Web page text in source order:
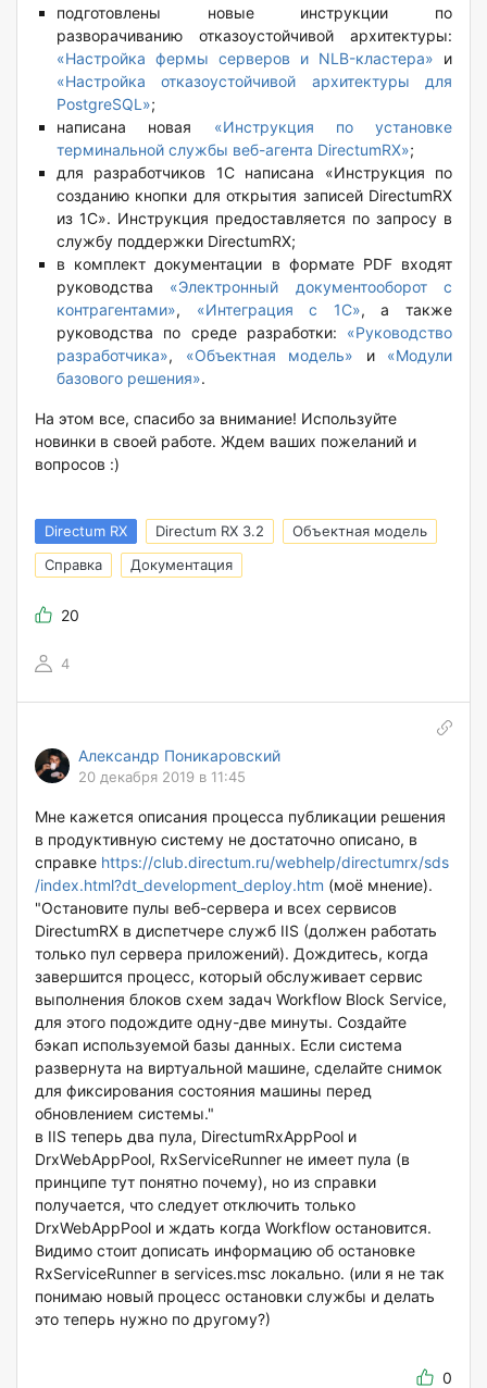
подготовлены новые инструкции по
разворачиванию отказоустойчивой архитектуры:
«Настройка фермы серверов и NLB-кластера» и
«Настройка отказоустойчивой архитектуры для
PostgreSQL»;
написана новая «Инструкция по установке
терминальной службы веб-агента DirectumRX»;
для разработчиков 1С написана «Инструкция по
созданию кнопки для открытия записей DirectumRX
из 1С». Инструкция предоставляется по запросу в
службу поддержки DirectumRX;
в комплект документации в формате PDF входят
руководства «Электронный документооборот с
контрагентами», «Интеграция с 1С», а также
руководства по среде разработки: «Руководство
разработчика», «Объектная модель» и «Модули
базового решения».
На этом все, спасибо за внимание! Используйте
новинки в своей работе. Ждем ваших пожеланий и
вопросов :)
Directum RX Directum RX 3.2
Объектная модель
Справка
Документация
20
4
Александр Поникаровский
20 декабря 2019 в 11:45
Мне кажется описания процесса публикации решения
в продуктивную систему не достаточно описано, в
справке https://club.directum.ru/webhelp/directumrx/sds
/index.html?dt_development_deploy.htm (моё мнение).
"Остановите пулы веб-сервера и всех сервисов
DirectumRX в диспетчере служб IIS (должен работать
только пул сервера приложений). Дождитесь, когда
завершится процесс, который обслуживает сервис
выполнения блоков схем задач Workflow Block Service,
для этого подождите одну-две минуты. Создайте
бэкап используемой базы данных. Если система
развернута на виртуальной машине, сделайте снимок
для фиксирования состояния машины перед
обновлением системы."
в IIS теперь два пула, DirectumRxAppPool и
DrxWebAppPool, RxServiceRunner не имеет пула (в
принципе тут понятно почему), но из справки
получается, что следует отключить только
DrxWebAppPool и ждать когда Workflow остановится.
Видимо стоит дописать информацию об остановке
RxServiceRunner в services.msc локально. (или я не так
понимаю новый процесс остановки службы и делать
это теперь нужно по другому?)
0